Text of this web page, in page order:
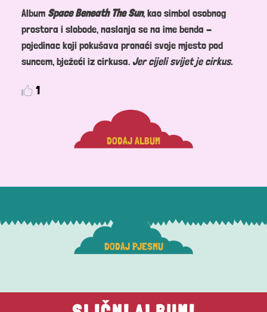
Album Space Beneath The Sun, kao simbol osobnog
prostora i slobode, naslanja se na ime benda -
pojedinac koji pokušava pronaći svoje mjesto pod
suncem, bježeći iz cirkusa. Jer cijeli svijet je cirkus.
1
DODAJ ALBUM
DODAJ PJESMU